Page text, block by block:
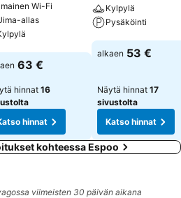
Wi-Fi
allas
hinnat
63 €
hinnat16
hinnat
Kylpylä
Pysäköinti
Katso hinnat
alkaen 53 €
Näytä hinnat 17
sivustolta
Katso hinnat
kohteessa Espoo
viimeisten 30 päivän aikana